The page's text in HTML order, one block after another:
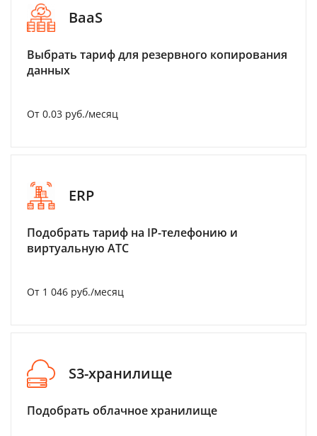
BaaS
Выбрать тариф для резервного копирования
данных
От 0.03 руб./месяц
ERP
Подобрать тариф на IP-телефонию и
виртуальную АТС
От 1 046 руб./месяц
S3-хранилище
Подобрать облачное хранилище